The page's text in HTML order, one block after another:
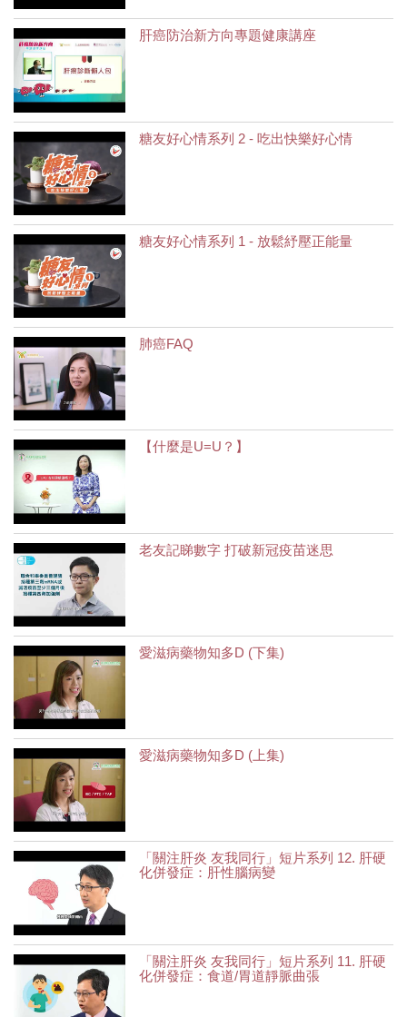
肝癌防治新方向專題健康講座
糖友好心情系列 2 - 吃出快樂好心情
糖友好心情系列 1 - 放鬆紓壓正能量
肺癌FAQ
【什麼是U=U？】
老友記睇數字 打破新冠疫苗迷思
愛滋病藥物知多D (下集)
愛滋病藥物知多D (上集)
「關注肝炎 友我同行」短片系列 12. 肝硬
化併發症：肝性腦病變
「關注肝炎 友我同行」短片系列 11. 肝硬
化併發症：食道/胃道靜脈曲張